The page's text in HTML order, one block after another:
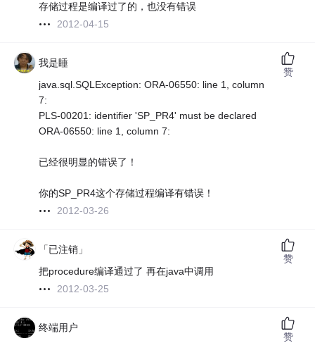
存储过程是编译过了的，也没有错误
2012-04-15
我是睡
java.sql.SQLException: ORA-06550: line 1, column
7:
PLS-00201: identifier 'SP_PR4' must be declared
ORA-06550: line 1, column 7:
已经很明显的错误了！
你的SP_PR4这个存储过程编译有错误！
2012-03-26
赞
「已注销」
把procedure编译通过了 再在java中调用
2012-03-25
赞
终端用户
赞